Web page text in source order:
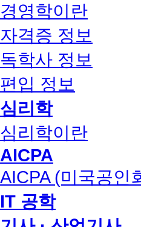
경영학이란
자격증 정보
독학사 정보
편입 정보
심리학
심리학이란
AICPA
AICPA (미국공인
IT 공학